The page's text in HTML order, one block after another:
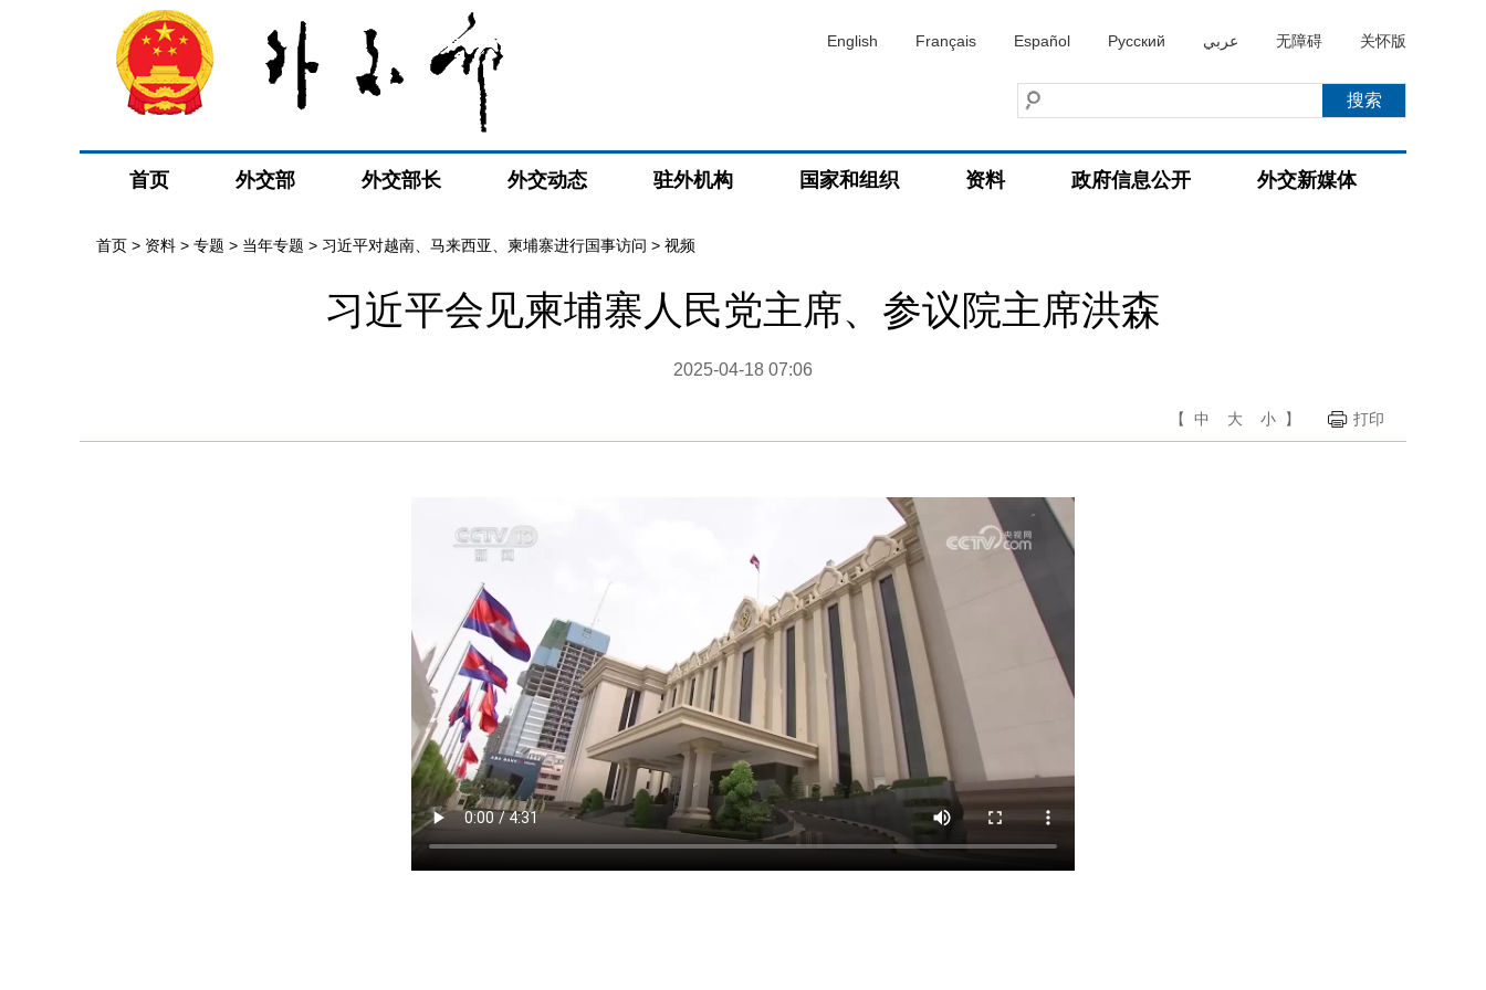
English Français Español Русский عربي 无障碍 关怀版
首页 外交部 外交部长 外交动态 驻外机构 国家和组织 资料 政府信息公开 外交新媒体
首页 > 资料 > 专题 > 当年专题 > 习近平对越南、马来西亚、柬埔寨进行国事访问 > 视频
习近平会见柬埔寨人民党主席、参议院主席洪森
2025-04-18 07:06
【 中 大 小 】 打印